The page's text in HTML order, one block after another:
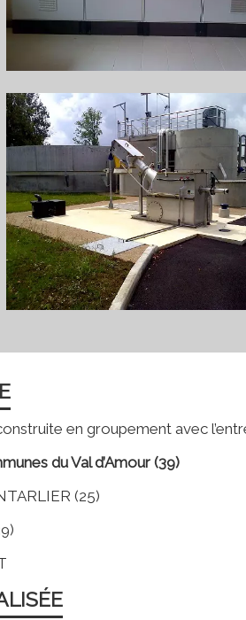
en groupement avec
du Val d’Amour (39)
(25)